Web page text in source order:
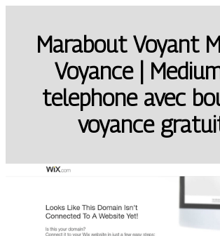
Marabout Voyant
Voyance |
telephone avec
voyance